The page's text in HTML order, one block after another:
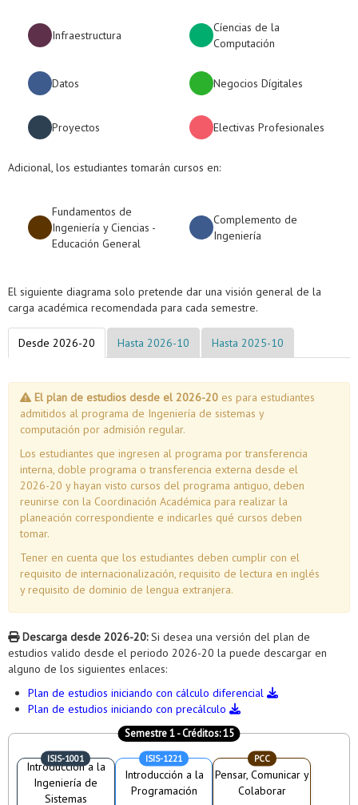
Infraestructura
Cíencias de la
Computación
Datos Negocios Dígitales
Proyectos Electivas Profesionales
Adicional, los estudiantes tomarán cursos en:
Fundamentos de
Ingeniería y Ciencias -
Educación General
Complemento de
Ingeniería
El siguiente diagrama solo pretende dar una visión general de la
carga académica recomendada para cada semestre.
Desde 2026-20 Hasta 2026-10 Hasta 2025-10
El plan de estudios desde el 2026-20 es para estudiantes
admitidos al programa de Ingeniería de sistemas y
computación por admisión regular.
Los estudiantes que ingresen al programa por transferencia
interna, doble programa o transferencia externa desde el
2026-20 y hayan visto cursos del programa antiguo, deben
reunirse con la Coordinación Académica para realizar la
planeación correspondiente e indicarles qué cursos deben
tomar.
Tener en cuenta que los estudiantes deben cumplir con el
requisito de internacionalización, requisito de lectura en inglés
y requisito de dominio de lengua extranjera.
Descarga desde 2026-20:Si desea una versión del plan de
estudios valido desde el periodo 2026-20 la puede descargar en
alguno de los siguientes enlaces:
Plan de estudios iniciando con cálculo diferencial
Plan de estudios iniciando con precálculo
Semestre 1- Créditos:15
Introducción a la
Ingeniería de
Sistemas
ISIS-1001
Introducción a la
Programación
ISIS-1221
Pensar, Comunicar y
Colaborar
PCC